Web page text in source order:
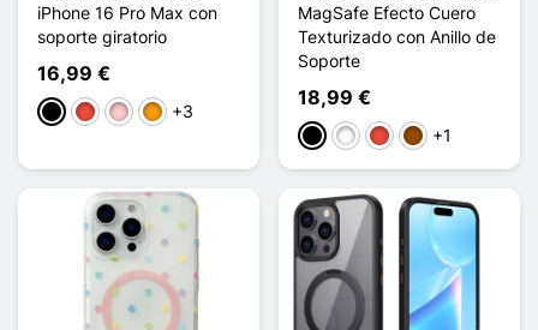
iPhone 16 Pro Max con
soporte giratorio
16,99 €
NegroRojoRosaNaranja
+3
MagSafe Efecto Cuero
Texturizado con Anillo de
Soporte
18,99 €
NegroBlancoRojoMarrón
+1